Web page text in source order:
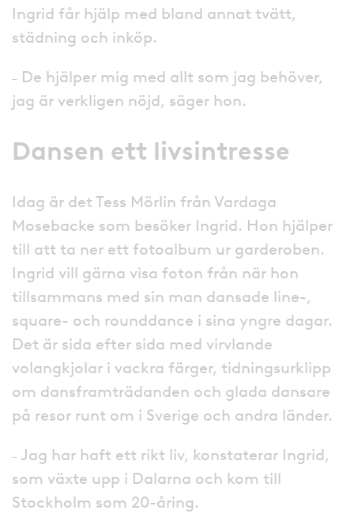
Ingrid får hjälp med bland annat tvätt,
städning och inköp.
˗ De hjälper mig med allt som jag behöver,
jag är verkligen nöjd, säger hon.
Dansen ett livsintresse
Idag är det Tess Mörlin från Vardaga
Mosebacke som besöker Ingrid. Hon hjälper
till att ta ner ett fotoalbum ur garderoben.
Ingrid vill gärna visa foton från när hon
tillsammans med sin man dansade line-,
square- och rounddance i sina yngre dagar.
Det är sida efter sida med virvlande
volangkjolar i vackra färger, tidningsurklipp
om dansframträdanden och glada dansare
på resor runt om i Sverige och andra länder.
˗ Jag har haft ett rikt liv, konstaterar Ingrid,
som växte upp i Dalarna och kom till
Stockholm som 20-åring.